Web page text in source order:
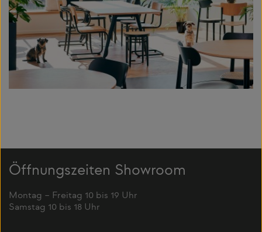
Öffnungszeiten Showroom
Montag – Freitag 10 bis 19 Uhr
Samstag 10 bis 18 Uhr